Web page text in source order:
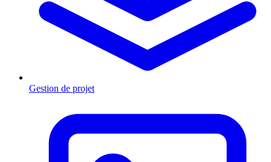
Gestion de projet